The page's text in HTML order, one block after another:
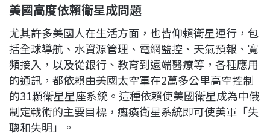
美國高度依賴衛星成問題
尤其許多美國人在生活方面，也皆仰賴衛星運行，包
括全球導航、水資源管理、電網監控、天氣預報、寬
頻接入，以及從銀行、教育到遠端醫療等，各種應用
的通訊，都依賴由美國太空軍在2萬多公里高空控制
的31顆衛星星座系統。這種依賴使美國衛星成為中俄
制定戰術的主要目標，癱瘓衛星系統即可使美軍「失
聰和失明」。